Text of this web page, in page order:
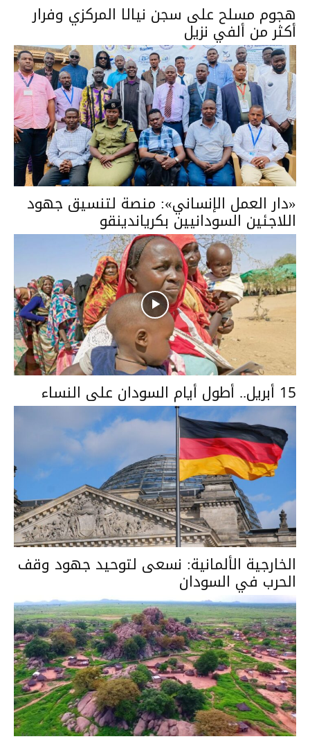
هجوم مسلح على سجن نيالا المركزي وفرار
أكثر من ألفي نزيل
«دار العمل الإنساني»: منصة لتنسيق جهود
اللاجئين السودانيين بكرياندينقو
15 أبريل.. أطول أيام السودان على النساء
الخارجية الألمانية: نسعى لتوحيد جهود وقف
الحرب في السودان